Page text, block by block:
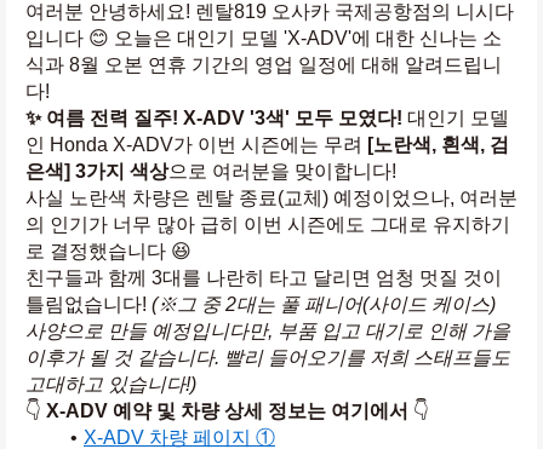
여러분 안녕하세요! 렌탈819 오사카 국제공항점의 니시다
입니다 😊 오늘은 대인기 모델 'X-ADV'에 대한 신나는 소
식과 8월 오본 연휴 기간의 영업 일정에 대해 알려드립니
다!
✨ 여름 전력 질주! X-ADV '3색' 모두 모였다! 대인기 모델
인 Honda X-ADV가 이번 시즌에는 무려 [노란색, 흰색, 검
은색] 3가지 색상으로 여러분을 맞이합니다!
사실 노란색 차량은 렌탈 종료(교체) 예정이었으나, 여러분
의 인기가 너무 많아 급히 이번 시즌에도 그대로 유지하기
로 결정했습니다 😆
친구들과 함께 3대를 나란히 타고 달리면 엄청 멋질 것이
틀림없습니다! (※그 중 2대는 풀 패니어(사이드 케이스)
사양으로 만들 예정입니다만, 부품 입고 대기로 인해 가을
이후가 될 것 같습니다. 빨리 들어오기를 저희 스태프들도
고대하고 있습니다!)
👇 X-ADV 예약 및 차량 상세 정보는 여기에서 👇
X-ADV 차량 페이지 ①